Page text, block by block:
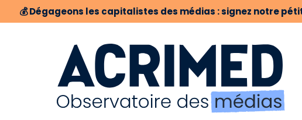
💰Dégageons les capitalistes des médias : signez notre